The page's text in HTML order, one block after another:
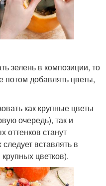
зелень в композиции, то
потом добавлять цветы,
как крупные цветы
очередь), так и
оттенков станут
вставлять в
цветков).